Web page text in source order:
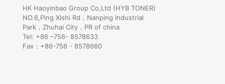
HK Haoyinbao Group Co,Ltd (HYB TONER)
NO.6,Ping Xishi Rd，Nanping Industrial
Park，Zhuhai City，PR of china
Tel: +86 –756- 8578633
Fax：+86-756 - 8578660